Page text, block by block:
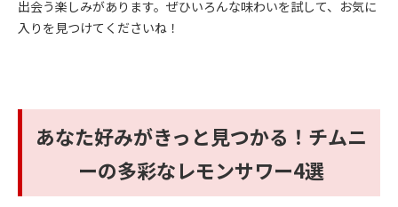
出会う楽しみがあります。ぜひいろんな味わいを試して、お気に
入りを見つけてくださいね！
あなた好みがきっと見つかる！チムニ
ーの多彩なレモンサワー4選